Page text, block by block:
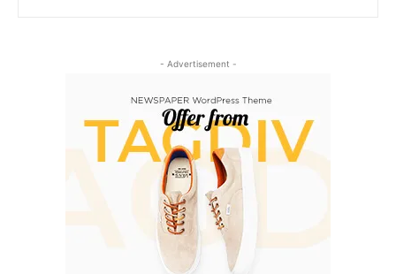
- Advertisement -